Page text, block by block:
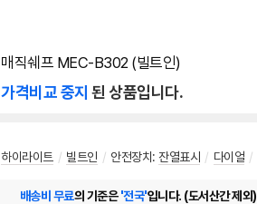
매직쉐프 MEC-B302 (빌트인)
가격비교 중지 된 상품입니다.
하이라이트 / 빌트인 / 안전장치 : 잔열표시 / 다이얼 /
배송비 무료의 기준은'전국'입니다. (도서산간 제외)